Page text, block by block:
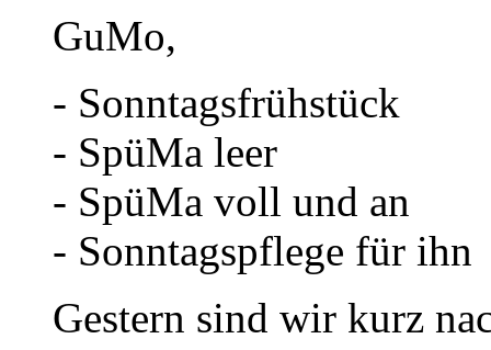
GuMo,
- Sonntagsfrühstück
- SpüMa leer
- SpüMa voll und an
- Sonntagspflege für ihn
Gestern sind wir kurz